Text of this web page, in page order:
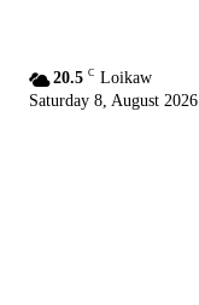
20.5 C Loikaw
Saturday 8, August 2026